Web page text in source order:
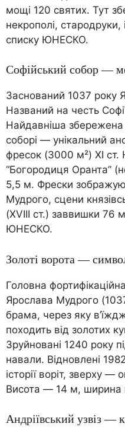
мощі 120 святих. Тут
некрополі,
списку ЮНЕСКО.
Софійський собор —
Заснований 1037 року
Названий на честь
Найдавніша збережена
соборі — унікальний
фресок (3000 м²) XI ст.
“Богородиця Оранта”
5,5 м. Фрески
Мудрого, сцени
(XVIII ст.) заввишки 76
ЮНЕСКО.
Золоті ворота —
Головна
Ярослава Мудрого
брама, через яку
походить від золотих
Зруйновані 1240 року
навали. Відновлені
історії воріт, зверху
Висота — 14 м, ширина
Андріївський узвіз —